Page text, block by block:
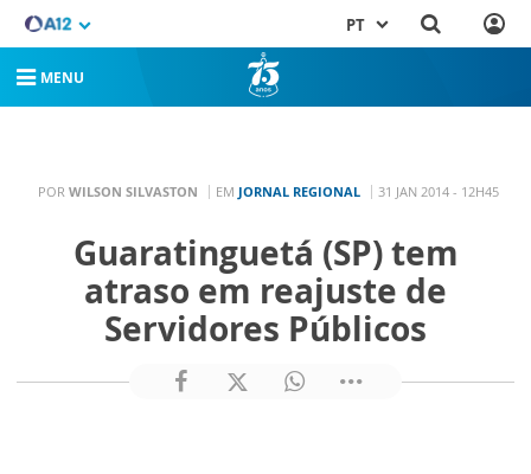
PT
MENU
POR WILSON SILVASTON EM JORNAL REGIONAL 31 JAN 2014 - 12H45
Guaratinguetá (SP) tem
atraso em reajuste de
Servidores Públicos